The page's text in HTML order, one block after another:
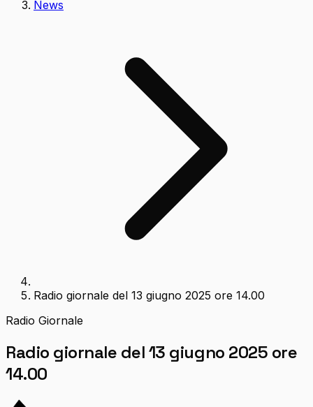
News
Radio giornale del 13 giugno 2025 ore 14.00
Radio Giornale
Radio giornale del 13 giugno 2025 ore
14.00